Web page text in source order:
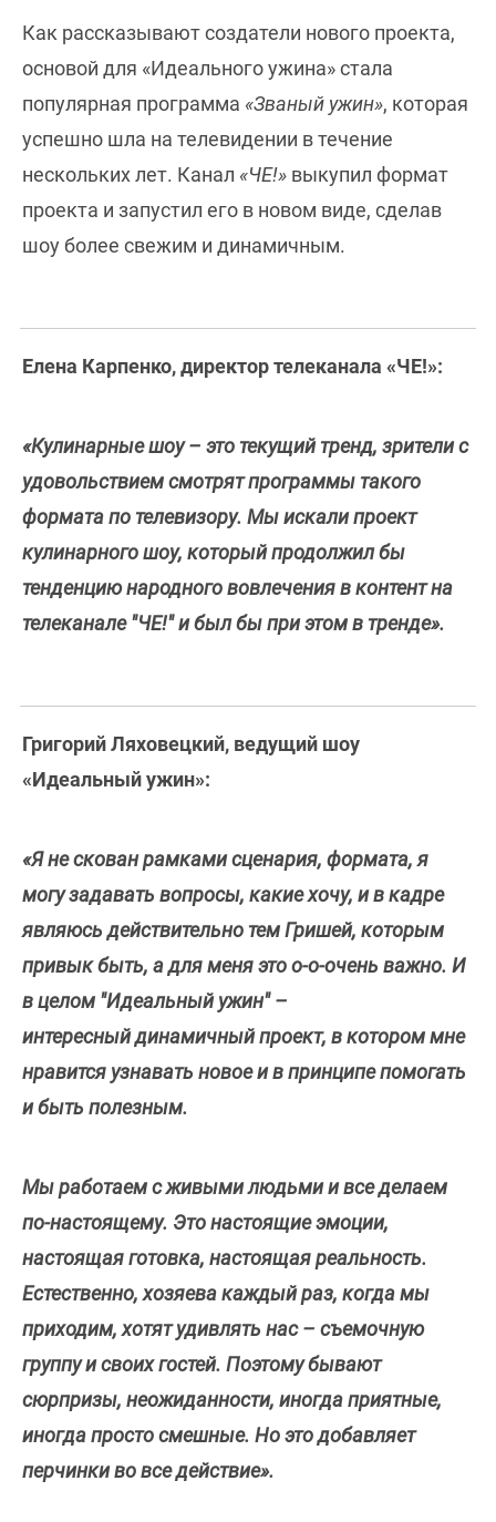
Как рассказывают создатели нового проекта,
основой для «Идеального ужина» стала
популярная программа «Званый ужин», которая
успешно шла на телевидении в течение
нескольких лет. Канал «ЧЕ!» выкупил формат
проекта и запустил его в новом виде, сделав
шоу более свежим и динамичным.
Елена Карпенко, директор телеканала «ЧЕ!»:
«Кулинарные шоу – это текущий тренд, зрители с
удовольствием смотрят программы такого
формата по телевизору. Мы искали проект
кулинарного шоу, который продолжил бы
тенденцию народного вовлечения в контент на
телеканале "ЧЕ!" и был бы при этом в тренде».
Григорий Ляховецкий, ведущий шоу
«Идеальный ужин»:
«Я не скован рамками сценария, формата, я
могу задавать вопросы, какие хочу, и в кадре
являюсь действительно тем Гришей, которым
привык быть, а для меня это о-о-очень важно. И
в целом "Идеальный ужин" –
интересный динамичный проект, в котором мне
нравится узнавать новое и в принципе помогать
и быть полезным.
Мы работаем с живыми людьми и все делаем
по-настоящему. Это настоящие эмоции,
настоящая готовка, настоящая реальность.
Естественно, хозяева каждый раз, когда мы
приходим, хотят удивлять нас – съемочную
группу и своих гостей. Поэтому бывают
сюрпризы, неожиданности, иногда приятные,
иногда просто смешные. Но это добавляет
перчинки во все действие».